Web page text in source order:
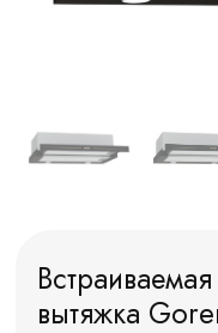
вытяжка